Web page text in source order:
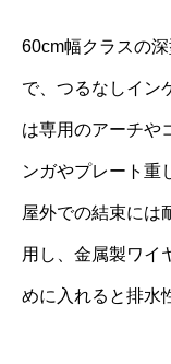
60cm幅クラスの
で、つるなしイン
は専用のアーチや
ンガやプレート重
屋外での結束には
用し、金属製ワイ
めに入れると排水